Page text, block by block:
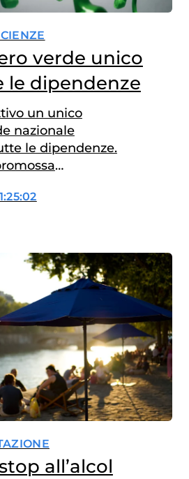
verde unico
le dipendenze
un unico
nazionale
le dipendenze.
con il
e le altre
Presidenza
dei Ministri, punta
l’accesso ai
all’alcol